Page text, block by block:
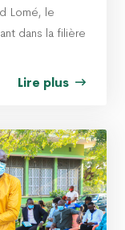
Lomé, le
dans la filière
Lire plus